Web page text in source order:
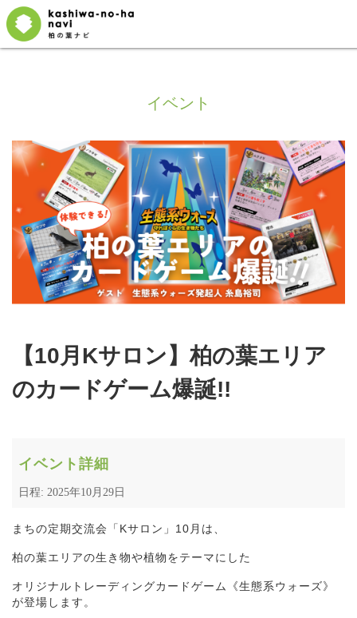
イベント
【10月Kサロン】柏の葉エリア
のカードゲーム爆誕!!
イベント詳細
日程: 2025年10月29日
まちの定期交流会「Kサロン」10月は、
柏の葉エリアの生き物や植物をテーマにした
オリジナルトレーディングカードゲーム《生態系ウォーズ》
が登場します。